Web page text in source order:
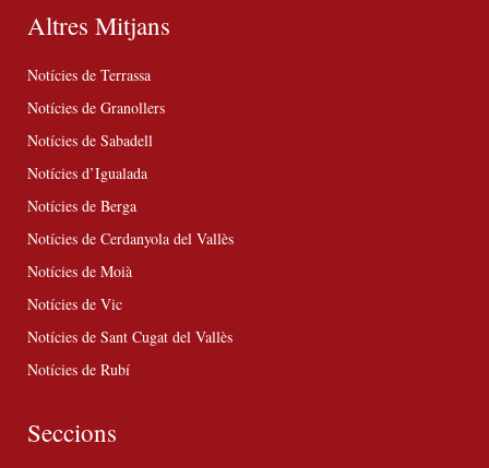
Altres Mitjans
Notícies de Terrassa
Notícies de Granollers
Notícies de Sabadell
Notícies d’Igualada
Notícies de Berga
Notícies de Cerdanyola del Vallès
Notícies de Moià
Notícies de Vic
Notícies de Sant Cugat del Vallès
Notícies de Rubí
Seccions